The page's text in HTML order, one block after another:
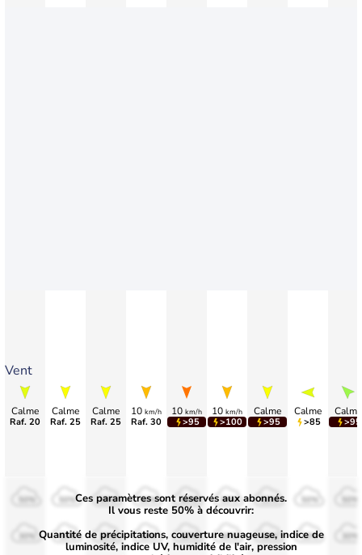
Vent
Calme
Raf. 20
Calme
Raf. 25
Calme
Raf. 25
10 km/h
Raf. 30
10 km/h
>95
10 km/h
>100
Calme
>95
Calme
>85
Calme
>95
50%
30%
50%
30%
50%
30%
50%
30%
50%
30%
50%
30%
50%
30%
Ces paramètres sont réservés aux abonnés.
Il vous reste 50% à découvrir:
Quantité de précipitations, couverture nuageuse, indice de
luminosité, indice UV, humidité de l'air, pression